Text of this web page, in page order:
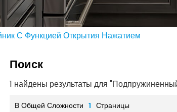
С Функцией Открытия Нажатием
Поиск
1 найдены результаты для
В Общей Сложности 1 Страницы